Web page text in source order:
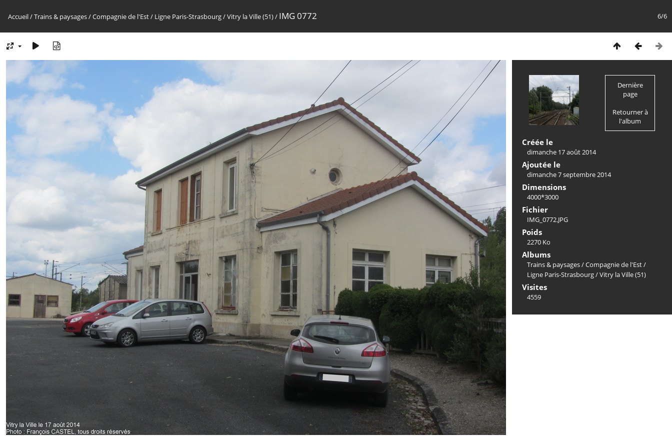
6/6
Accueil/Trains & paysages/Compagnie de l'Est/ Ligne Paris-Strasbourg/Vitry la Ville (51)/ IMG 0772
Dernière
page
Retourner à
l'album
Créée le
dimanche 17 août 2014
Ajoutée le
dimanche 7 septembre 2014
Dimensions
4000*3000
Fichier
IMG_0772.JPG
Poids
2270 Ko
Albums
Trains & paysages/Compagnie de l'Est/
Ligne Paris-Strasbourg/Vitry la Ville (51)
Visites
4559